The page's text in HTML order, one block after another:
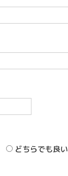
どちらでも良い